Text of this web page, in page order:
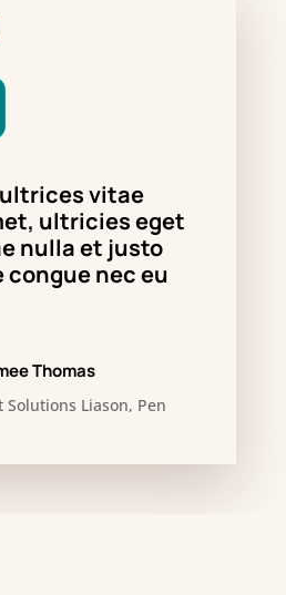
ultrices vitae
ultricies eget
nulla et justo
nec eu
Thomas
Solutions Liason, Pen